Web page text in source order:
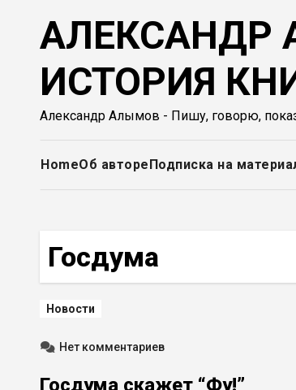
АЛЕКСАНДР
ИСТОРИЯ
Александр Алымов - Пишу, говорю,
HomeОб автореПодписка на
Госдума
Новости
Нет комментариев
Госдума скажет “Фу!”